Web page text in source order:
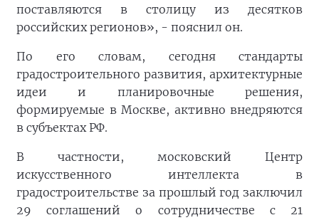
поставляются в столицу из десятков
российских регионов», - пояснил он.
По его словам, сегодня стандарты
градостроительного развития, архитектурные
идеи и планировочные решения,
формируемые в Москве, активно внедряются
в субъектах РФ.
В частности, московский Центр
искусственного интеллекта в
градостроительстве за прошлый год заключил
29 соглашений о сотрудничестве с 21